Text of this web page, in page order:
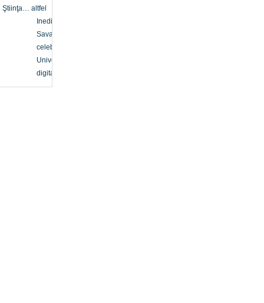
Ştiinţa… altfel
Inedit
Savanți
celebri
Univers
digital